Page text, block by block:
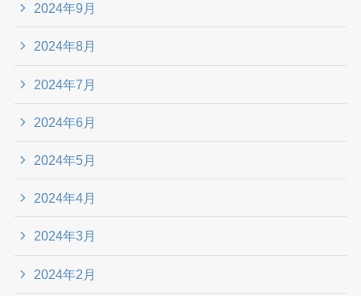
2024年9月
2024年8月
2024年7月
2024年6月
2024年5月
2024年4月
2024年3月
2024年2月